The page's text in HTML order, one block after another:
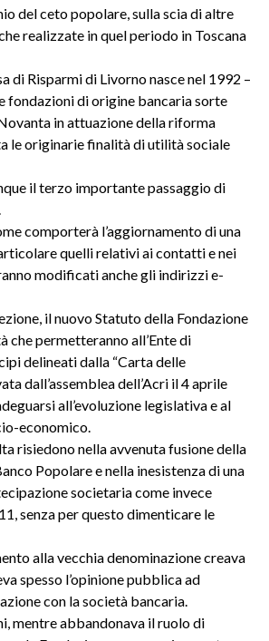
del ceto popolare, sulla scia di altre
realizzate in quel periodo in Toscana
di Risparmi di Livorno nasce nel 1992 –
fondazioni di origine bancaria sorte
in attuazione della riforma
le originarie finalità di utilità sociale
il terzo importante passaggio di
comporterà l’aggiornamento di una
quelli relativi ai contatti e nei
modificati anche gli indirizzi e-
il nuovo Statuto della Fondazione
che permetteranno all’Ente di
delineati dalla “Carta delle
dall’assemblea dell’Acri il 4 aprile
all’evoluzione legislativa e al
economico.
risiedono nella avvenuta fusione della
Popolare e nella inesistenza di una
societaria come invece
senza per questo dimenticare le
alla vecchia denominazione creava
spesso l’opinione pubblica ad
con la società bancaria.
mentre abbandonava il ruolo di